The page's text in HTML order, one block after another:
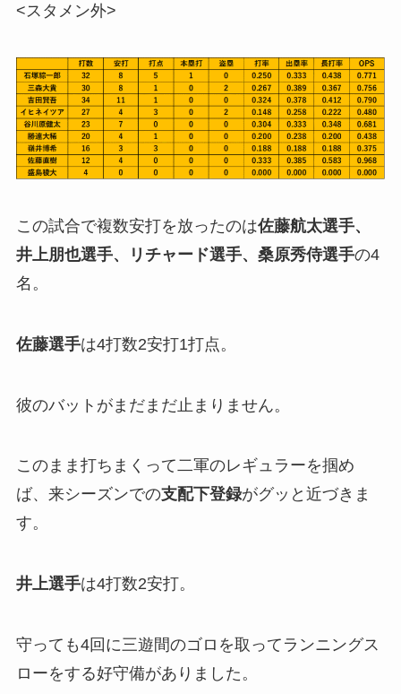
<スタメン外>
この試合で複数安打を放ったのは佐藤航太選手、
井上朋也選手、リチャード選手、桑原秀侍選手の4
名。
佐藤選手は4打数2安打1打点。
彼のバットがまだまだ止まりません。
このまま打ちまくって二軍のレギュラーを掴め
ば、来シーズンでの支配下登録がグッと近づきま
す。
井上選手は4打数2安打。
守っても4回に三遊間のゴロを取ってランニングス
ローをする好守備がありました。